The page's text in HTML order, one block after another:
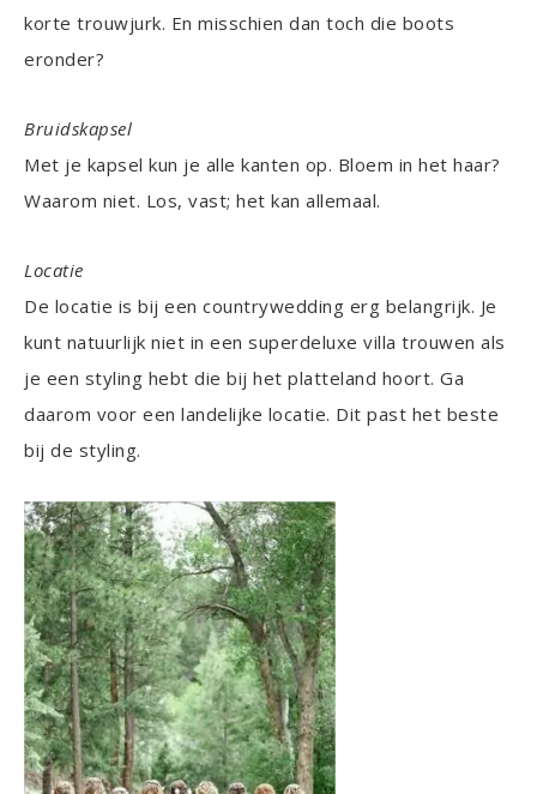
korte trouwjurk. En misschien dan toch die boots
eronder?
Bruidskapsel
Met je kapsel kun je alle kanten op. Bloem in het haar?
Waarom niet. Los, vast; het kan allemaal.
Locatie
De locatie is bij een countrywedding erg belangrijk. Je
kunt natuurlijk niet in een superdeluxe villa trouwen als
je een styling hebt die bij het platteland hoort. Ga
daarom voor een landelijke locatie. Dit past het beste
bij de styling.